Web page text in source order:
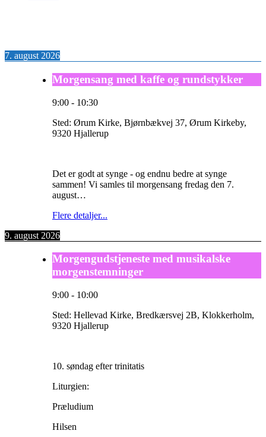
7. august 2026
Morgensang med kaffe og rundstykker
9:00 - 10:30
Sted: Ørum Kirke, Bjørnbækvej 37, Ørum Kirkeby,
9320 Hjallerup
Det er godt at synge - og endnu bedre at synge
sammen! Vi samles til morgensang fredag den 7.
august…
Flere detaljer...
9. august 2026
Morgengudstjeneste med musikalske
morgenstemninger
9:00 - 10:00
Sted: Hellevad Kirke, Bredkærsvej 2B, Klokkerholm,
9320 Hjallerup
10. søndag efter trinitatis
Liturgien:
Præludium
Hilsen